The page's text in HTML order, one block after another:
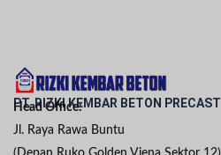
PT. RIZKI KEMBAR BETON PRECAST
Head Office:
Jl. Raya Rawa Buntu